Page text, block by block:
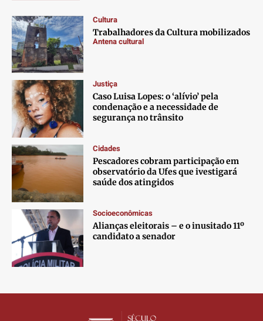
Cultura
Trabalhadores da Cultura mobilizados
Antena cultural
Justiça
Caso Luisa Lopes: o ‘alívio’ pela
condenação e a necessidade de
segurança no trânsito
Cidades
Pescadores cobram participação em
observatório da Ufes que ivestigará
saúde dos atingidos
Socioeconômicas
Alianças eleitorais – e o inusitado 11º
candidato a senador